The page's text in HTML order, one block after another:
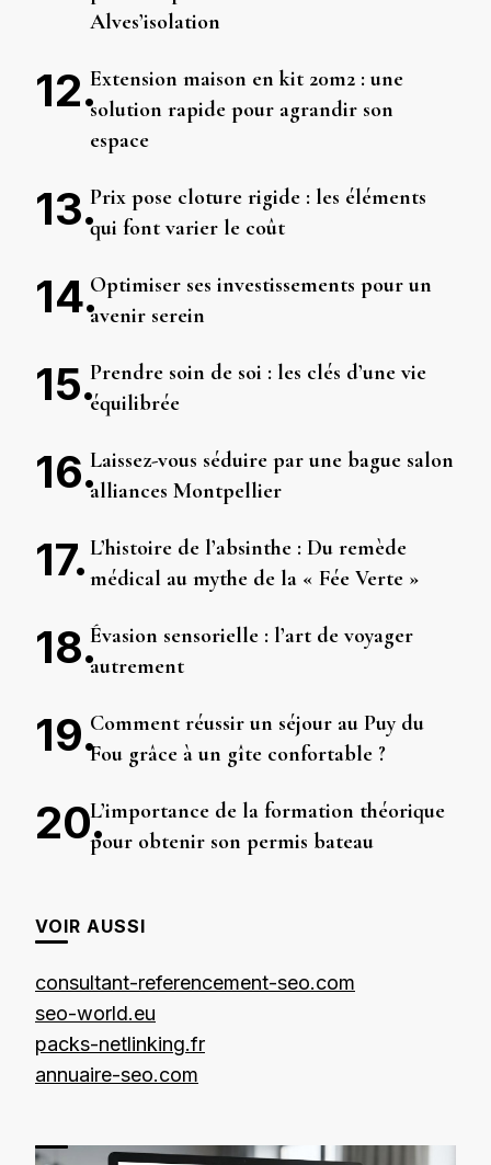
Alves’isolation
Extension maison en kit 20m2 : une
solution rapide pour agrandir son
espace
Prix pose cloture rigide : les éléments
qui font varier le coût
Optimiser ses investissements pour un
avenir serein
Prendre soin de soi : les clés d’une vie
équilibrée
Laissez-vous séduire par une bague salon
alliances Montpellier
L’histoire de l’absinthe : Du remède
médical au mythe de la « Fée Verte »
Évasion sensorielle : l’art de voyager
autrement
Comment réussir un séjour au Puy du
Fou grâce à un gîte confortable ?
L’importance de la formation théorique
pour obtenir son permis bateau
VOIR AUSSI
consultant-referencement-seo.com
seo-world.eu
packs-netlinking.fr
annuaire-seo.com